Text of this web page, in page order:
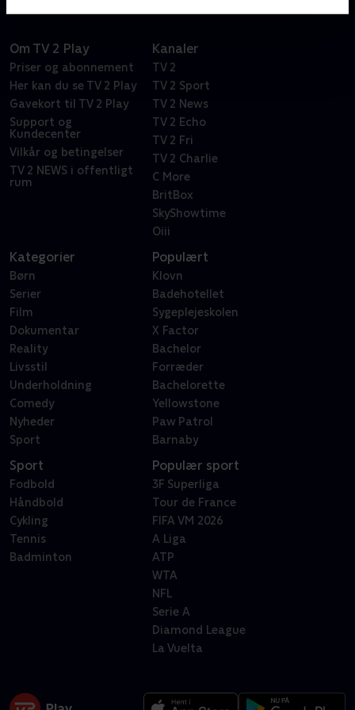
Om TV 2 Play
Priser og abonnement
Her kan du se TV 2 Play
Gavekort til TV 2 Play
Support og
Kundecenter
Vilkår og betingelser
TV 2 NEWS i offentligt
rum
Kanaler
TV 2
TV 2 Sport
TV 2 News
TV 2 Echo
TV 2 Fri
TV 2 Charlie
C More
BritBox
SkyShowtime
Oiii
Kategorier
Børn
Serier
Film
Dokumentar
Reality
Livsstil
Underholdning
Comedy
Nyheder
Sport
Populært
Klovn
Badehotellet
Sygeplejeskolen
X Factor
Bachelor
Forræder
Bachelorette
Yellowstone
Paw Patrol
Barnaby
Sport
Fodbold
Håndbold
Cykling
Tennis
Badminton
Populær sport
3F Superliga
Tour de France
FIFA VM 2026
A Liga
ATP
WTA
NFL
Serie A
Diamond League
La Vuelta